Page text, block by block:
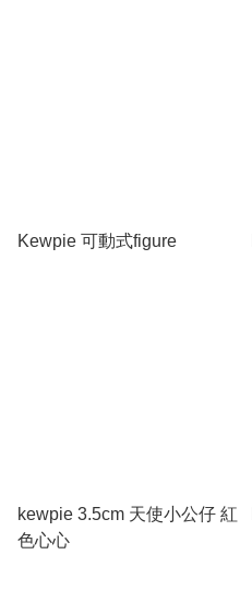
Kewpie 可動式figure
kewpie 3.5cm 天使小公仔 紅
色心心